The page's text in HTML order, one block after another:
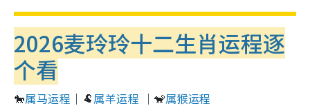
2026麦玲玲十二生肖运程逐
个看
🐎属马运程 ｜🐏属羊运程 ｜🐒属猴运程